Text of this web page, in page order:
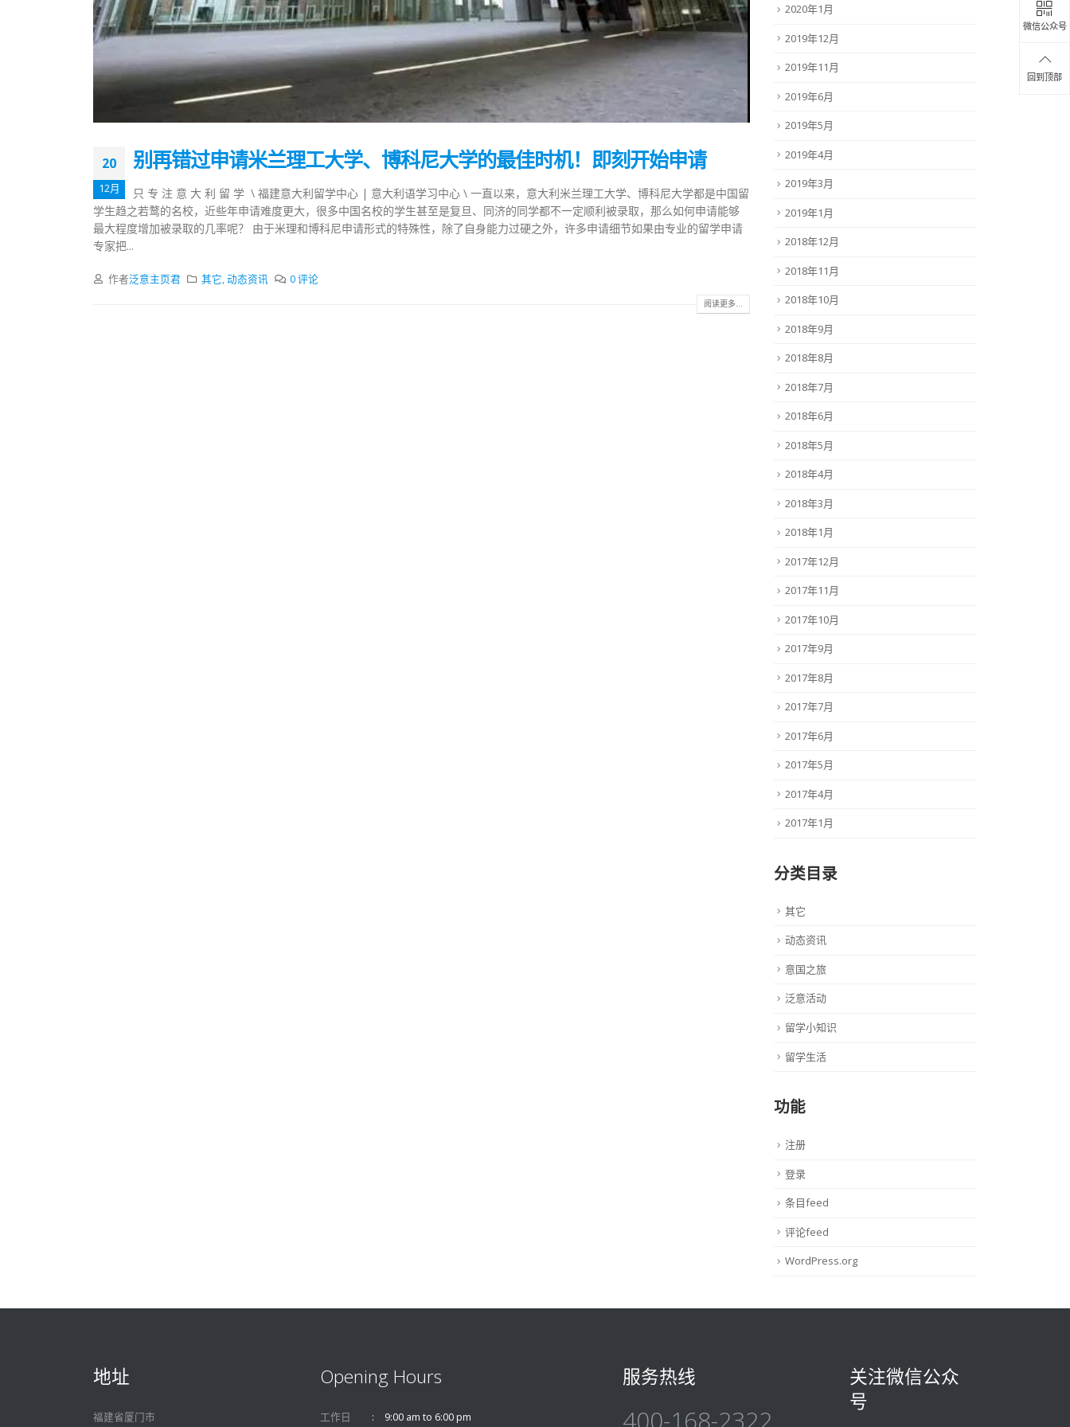
20
12月
别再错过申请米兰理工大学、博科尼大学的最佳时机！即刻开始申请
只 专 注 意 大 利 留 学 \ 福建意大利留学中心 | 意大利语学习中心 \ 一直以来，意大利米兰理工大学、博科尼大学都是中国留
学生趋之若鹜的名校，近些年申请难度更大，很多中国名校的学生甚至是复旦、同济的同学都不一定顺利被录取，那么如何申请能够
最大程度增加被录取的几率呢？ 由于米理和博科尼申请形式的特殊性，除了自身能力过硬之外，许多申请细节如果由专业的留学申请
专家把...
作者泛意主页君 其它,动态资讯 0 评论
阅读更多...
微信公众号
回到顶部
2020年1月
2019年12月
2019年11月
2019年6月
2019年5月
2019年4月
2019年3月
2019年1月
2018年12月
2018年11月
2018年10月
2018年9月
2018年8月
2018年7月
2018年6月
2018年5月
2018年4月
2018年3月
2018年1月
2017年12月
2017年11月
2017年10月
2017年9月
2017年8月
2017年7月
2017年6月
2017年5月
2017年4月
2017年1月
分类目录
其它
动态资讯
意国之旅
泛意活动
留学小知识
留学生活
功能
注册
登录
条目feed
评论feed
WordPress.org
地址
福建省厦门市
Opening Hours
工作日 9:00 am to 6:00 pm
服务热线
400-168-2322
关注微信公众
号